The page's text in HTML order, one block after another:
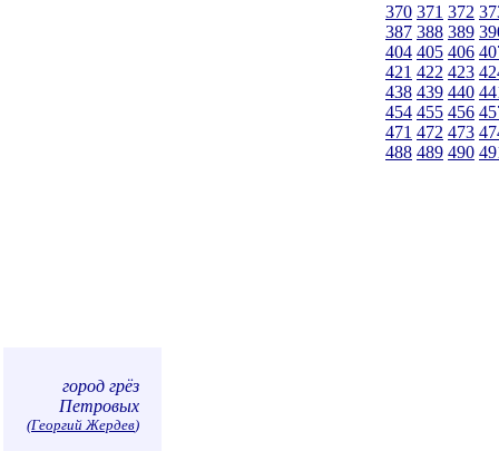
370 371 372
387 388 389
404 405 406
421 422 423
438 439 440
454 455 456
471 472 473
488 489 490
город грёз
Петровых
(Георгий Жердев)